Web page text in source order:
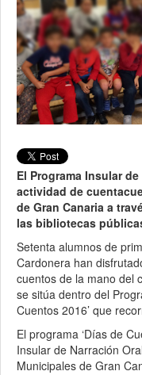
El Programa Insular
actividad de
de Gran Canaria a
las bibliotecas
Setenta alumnos de
Cardonera han
cuentos de la mano del
se sitúa dentro del
Cuentos 2016’ que
El programa ‘Días de
Insular de Narración
Municipales de Gran